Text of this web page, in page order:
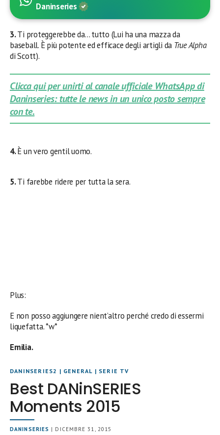
Daninseries
3.Ti proteggerebbe da… tutto (Lui ha una mazza da
baseball. È più potente ed efficace degli artigli da True Alpha
di Scott).
Clicca qui per unirti al canale ufficiale WhatsApp di
Daninseries: tutte le news in un unico posto sempre
con te.
4.È un vero gentil uomo.
5.Ti farebbe ridere per tutta la sera.
Plus:
E non posso aggiungere nient’altro perché credo di essermi
liquefatta. *w*
Emilia.
DANINSERIES2 | GENERAL | SERIE TV
Best DANinSERIES
Moments 2015
DANINSERIES | DICEMBRE 31, 2015